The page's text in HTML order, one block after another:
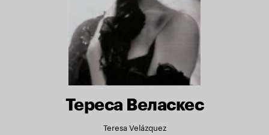
Тереса Веласкес
Teresa Velázquez